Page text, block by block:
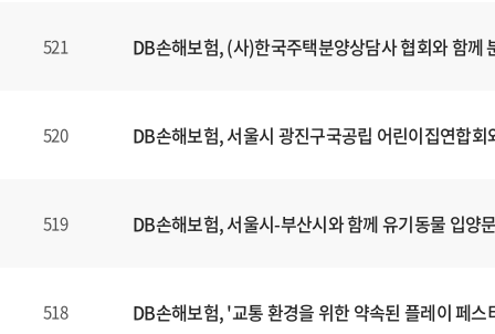
521 DB손해보험, (사)한국주택분양상담사 협회와 함께
520 DB손해보험, 서울시 광진구국공립 어린이집연합
519 DB손해보험, 서울시-부산시와 함께 유기동물 입양
518 DB손해보험, '교통 환경을 위한 약속된 플레이 페